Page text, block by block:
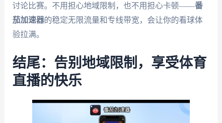
讨论比赛。不用担心地域限制，也不用担心卡顿——番
茄加速器的稳定无限流量和专线带宽，会让你的看球体
验拉满。
结尾：告别地域限制，享受体育
直播的快乐